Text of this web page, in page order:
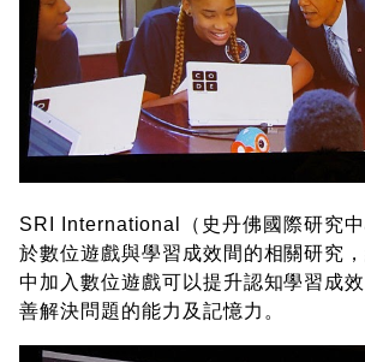
SRI International（史丹佛國際研究
於數位遊戲與學習成效間的相關研究
中加入數位遊戲可以提升認知學習成
善解決問題的能力及記憶力。